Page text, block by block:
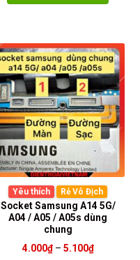
Yêu thích Rẻ Vô Địch
Socket Samsung A14 5G/
A04 / A05 / A05s dùng
chung
4.000₫ – 5.100₫Khoảng
giá: